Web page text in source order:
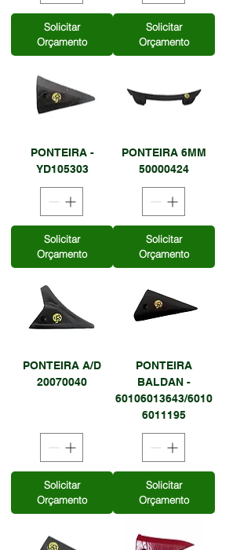
Solicitar
Orçamento
Solicitar
Orçamento
PONTEIRA -
YD105303
Solicitar
Orçamento
PONTEIRA 6MM
50000424
Solicitar
Orçamento
PONTEIRA A/D
20070040
Solicitar
Orçamento
PONTEIRA
BALDAN -
60106013643/6010
6011195
Solicitar
Orçamento